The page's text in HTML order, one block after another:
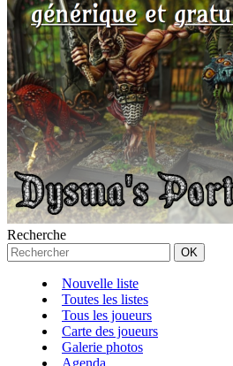
Recherche
Nouvelle liste
Toutes les listes
Tous les joueurs
Carte des joueurs
Galerie photos
Agenda